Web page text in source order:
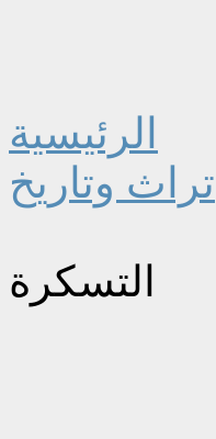
الرئيسية
تراث وتاريخ
التسكرة